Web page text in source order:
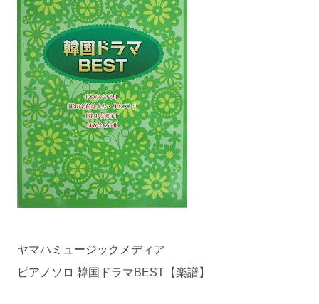
ヤマハミュージックメディア
ピアノソロ 韓国ドラマBEST【楽譜】